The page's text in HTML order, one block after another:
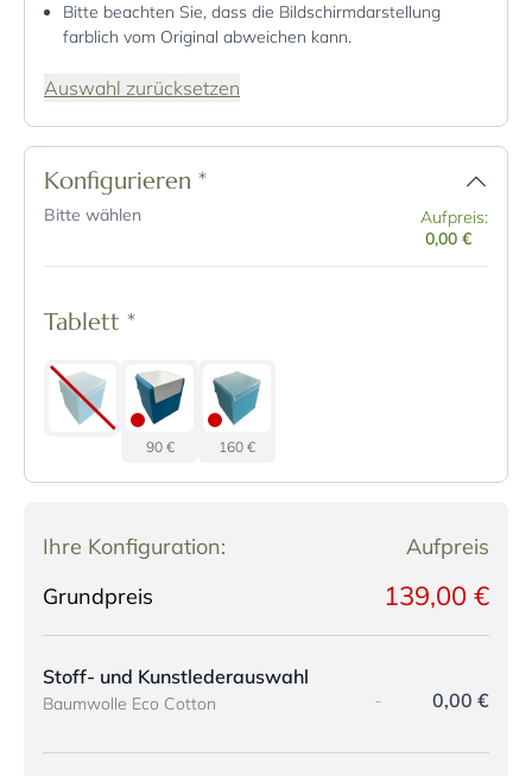
Bitte beachten Sie, dass die Bildschirmdarstellung
farblich vom Original abweichen kann.
Auswahl zurücksetzen
Konfigurieren *
Bitte wählen
Aufpreis:
0,00 €
Tablett *
90 € 160 €
Ihre Konfiguration:
Aufpreis
Grundpreis
139,00 €
Stoff- und Kunstlederauswahl
Baumwolle Eco Cotton - 0,00 €